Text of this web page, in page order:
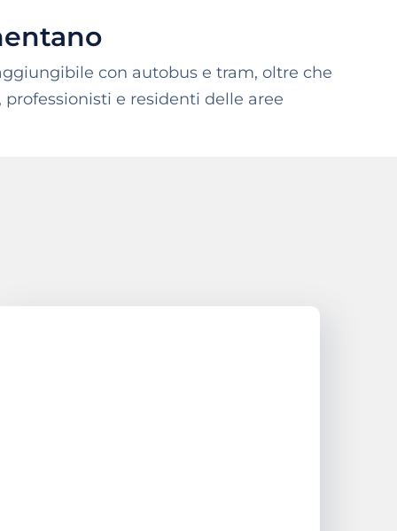
con autobus e tram, oltre che
e residenti delle aree